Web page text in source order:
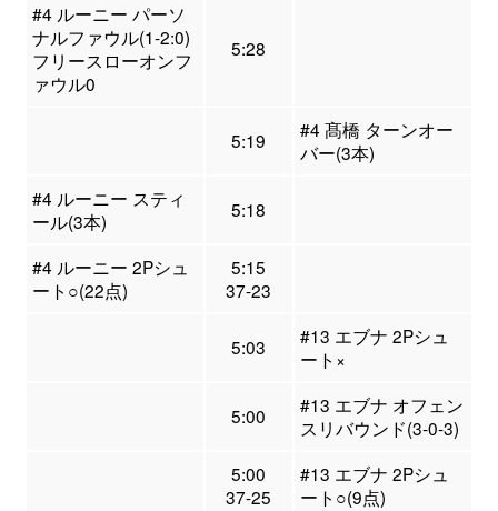
#4 ルーニー パーソ
ナルファウル(1-2:0)
フリースローオンフ
ァウル0
5:28
5:19
#4 髙橋 ターンオー
バー(3本)
#4 ルーニー スティ
ール(3本)
5:18
#4 ルーニー 2Pシュ
ート○(22点)
5:15
37-23
5:03
#13 エブナ 2Pシュ
ート×
5:00
#13 エブナ オフェン
スリバウンド(3-0-3)
5:00
37-25
#13 エブナ 2Pシュ
ート○(9点)